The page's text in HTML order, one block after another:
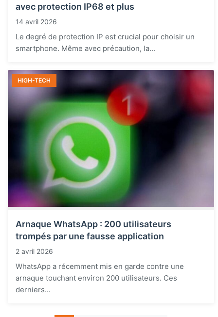
avec protection IP68 et plus
14 avril 2026
Le degré de protection IP est crucial pour choisir un
smartphone. Même avec précaution, la...
HIGH-TECH
Arnaque WhatsApp : 200 utilisateurs
trompés par une fausse application
2 avril 2026
WhatsApp a récemment mis en garde contre une
arnaque touchant environ 200 utilisateurs. Ces
derniers...